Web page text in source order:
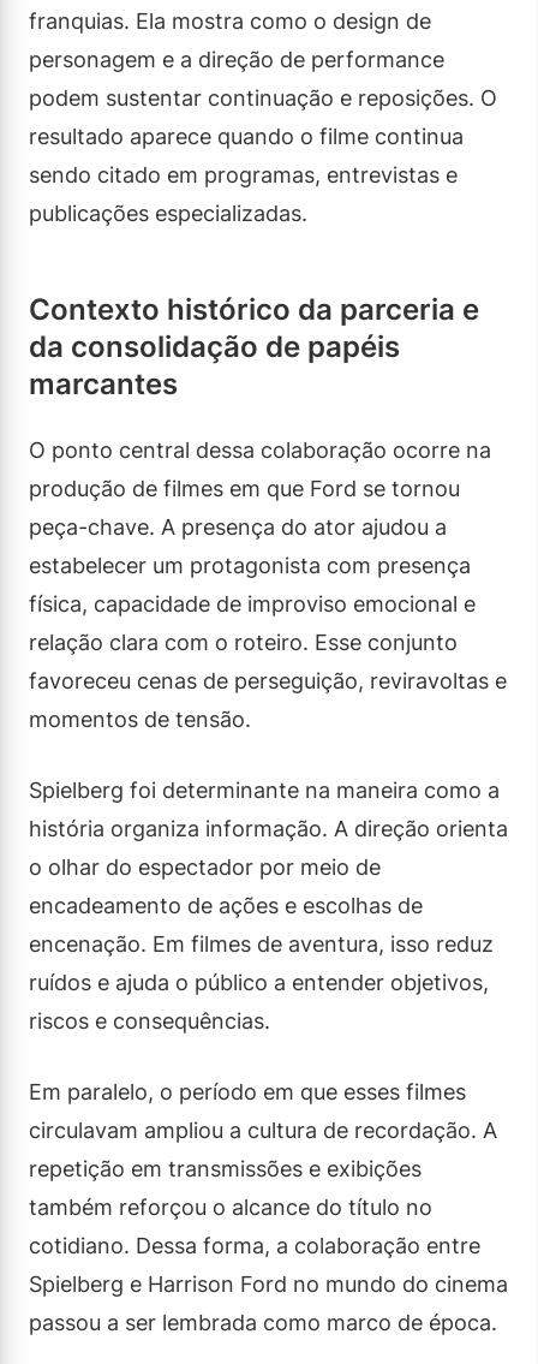
franquias. Ela mostra como o design de
personagem e a direção de performance
podem sustentar continuação e reposições. O
resultado aparece quando o filme continua
sendo citado em programas, entrevistas e
publicações especializadas.
Contexto histórico da parceria e
da consolidação de papéis
marcantes
O ponto central dessa colaboração ocorre na
produção de filmes em que Ford se tornou
peça-chave. A presença do ator ajudou a
estabelecer um protagonista com presença
física, capacidade de improviso emocional e
relação clara com o roteiro. Esse conjunto
favoreceu cenas de perseguição, reviravoltas e
momentos de tensão.
Spielberg foi determinante na maneira como a
história organiza informação. A direção orienta
o olhar do espectador por meio de
encadeamento de ações e escolhas de
encenação. Em filmes de aventura, isso reduz
ruídos e ajuda o público a entender objetivos,
riscos e consequências.
Em paralelo, o período em que esses filmes
circulavam ampliou a cultura de recordação. A
repetição em transmissões e exibições
também reforçou o alcance do título no
cotidiano. Dessa forma, a colaboração entre
Spielberg e Harrison Ford no mundo do cinema
passou a ser lembrada como marco de época.